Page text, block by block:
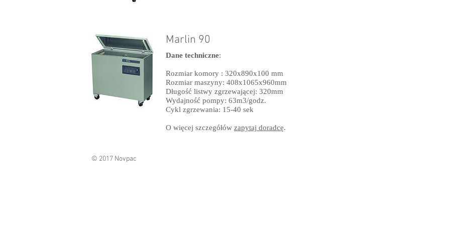
Marlin 90
Dane techniczne:
Rozmiar komory : 320x890x100 mm
Rozmiar maszyny: 408x1065x960mm
Długość listwy zgrzewającej: 320mm
Wydajność pompy: 63m3/godz.
Cykl zgrzewania: 15-40 sek
O więcej szczegółów zapytaj doradcę.
© 2017 Novpac